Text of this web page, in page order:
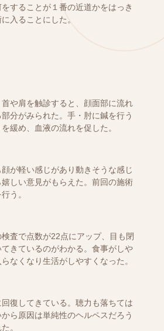
することが１番の近道かをはっき
入ることにした。
や肩を触診すると、顔面部に流れ
分がみられた。手・肘に鍼を行う
緩め、血液の流れを促した。
が軽い感じがあり動きそうな感じ
しい意見がもらえた。前回の施術
う。
査で点数が22点にアップ、目も閉
きているのがわかる。食事がしや
なくなり生活がしやすくなった。
復してきている。聴力も落ちては
ら原因は単純性のヘルペスだろう
。